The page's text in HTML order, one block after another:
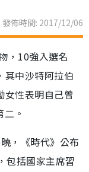
發佈時間: 2017/12/06
，10強入選名
其中沙特阿拉伯
女性表明自己曾
。
，《時代》公布
包括國家主席習